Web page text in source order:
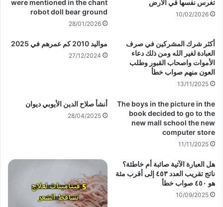
تغرس نفسها في الأرض
10/02/2026
were mentioned in the chant
robot doll bear ground
28/01/2026
أكثر شرك المشركين في صرف
العبادة لغير الله ومن ذلك دعاء
الأموات واصحاب القبور وطلب
العون منهم صواب خطأ
13/11/2025
مواليد 2010 كم عمرهم في 2025
27/12/2024
The boys in the picture in the
book decided to go to the
new mall school the new
computer store
11/11/2025
أنشأ صلاح الدين الأيوبي ديوان
28/04/2025
هل العبارة الآتية صائبة أم خاطئة؟
ناتج تقريب العدد ٤٥٣ إلى أقرب مئة
هو ٤٥٠ صواب خطأ
10/09/2025